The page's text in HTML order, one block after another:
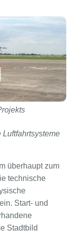
überhaupt zum
technische
Start- und
Stadtbild